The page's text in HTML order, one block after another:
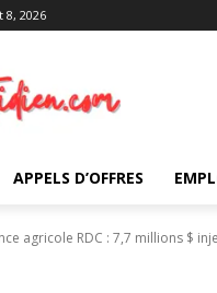
8, 2026
APPELS D’OFFRES
agricole RDC : 7,7 millions $